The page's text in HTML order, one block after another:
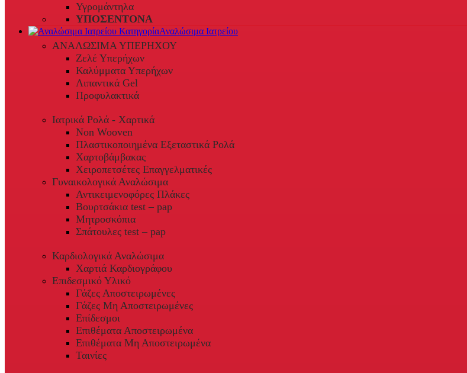
Υγρομάντηλα
ΥΠΟΣΕΝΤΟΝΑ
Αναλώσιμα Ιατρείου
ΑΝΑΛΩΣΙΜΑ ΥΠΕΡΗΧΟΥ
Ζελέ Υπερήχων
Καλύμματα Υπερήχων
Λιπαντικά Gel
Προφυλακτικά
Ιατρικά Ρολά - Χαρτικά
Non Wooven
Πλαστικοποιημένα Εξεταστικά Ρολά
Χαρτοβάμβακας
Χειροπετσέτες Επαγγελματικές
Γυναικολογικά Αναλώσιμα
Αντικειμενοφόρες Πλάκες
Βουρτσάκια test – pap
Μητροσκόπια
Σπάτουλες test – pap
Καρδιολογικά Αναλώσιμα
Χαρτιά Καρδιογράφου
Επιδεσμικό Υλικό
Γάζες Αποστειρωμένες
Γάζες Μη Αποστειρωμένες
Επίδεσμοι
Επιθέματα Αποστειρωμένα
Επιθέματα Μη Αποστειρωμένα
Ταινίες